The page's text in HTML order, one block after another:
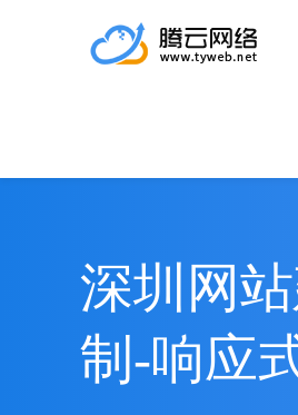
深圳网
制-响应